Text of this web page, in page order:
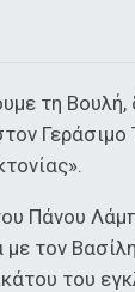
τη
Πάνου
με τον
του